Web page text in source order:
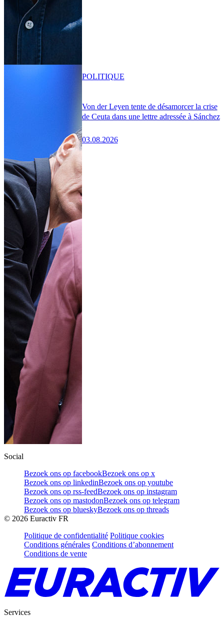
Von der Leyen tente de désamorcer la crise
de Ceuta dans une lettre adressée à Sánchez
03.08.2026
POLITIQUE
Social
Bezoek ons op facebookBezoek ons op x
Bezoek ons op linkedinBezoek ons op youtube
Bezoek ons op rss-feedBezoek ons op instagram
Bezoek ons op mastodonBezoek ons op telegram
Bezoek ons op blueskyBezoek ons op threads
© 2026 Euractiv FR
Politique de confidentialité Politique cookies
Conditions générales Conditions d’abonnement
Conditions de vente
Services